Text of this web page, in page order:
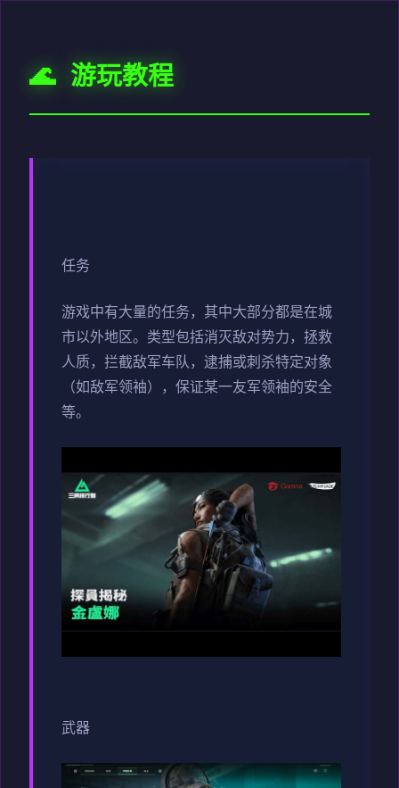
🌊 游玩教程
任务
游戏中有大量的任务，其中大部分都是在城
市以外地区。类型包括消灭敌对势力，拯救
人质，拦截敌军车队，逮捕或刺杀特定对象
（如敌军领袖），保证某一友军领袖的安全
等。
武器